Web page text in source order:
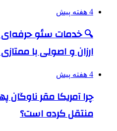
4 هفته پیش
ارزان و اصولی با
4 هفته پیش
چرا آمریکا مقر ناوگان
منتقل کرده است؟